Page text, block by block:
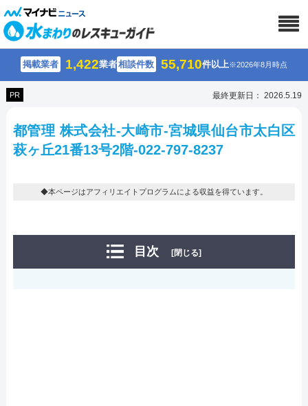
掲載業者 1,422業者相談件数 55,710件以上※2026年8月時点
PR 最終更新日： 2026.5.19
都管理 株式会社-大崎市-宮城県仙台市太白区
萩ヶ丘21番13号2階-022-797-8237
◆本ページはアフィリエイトプログラムによる収益を得ています。
目次 [閉じる]